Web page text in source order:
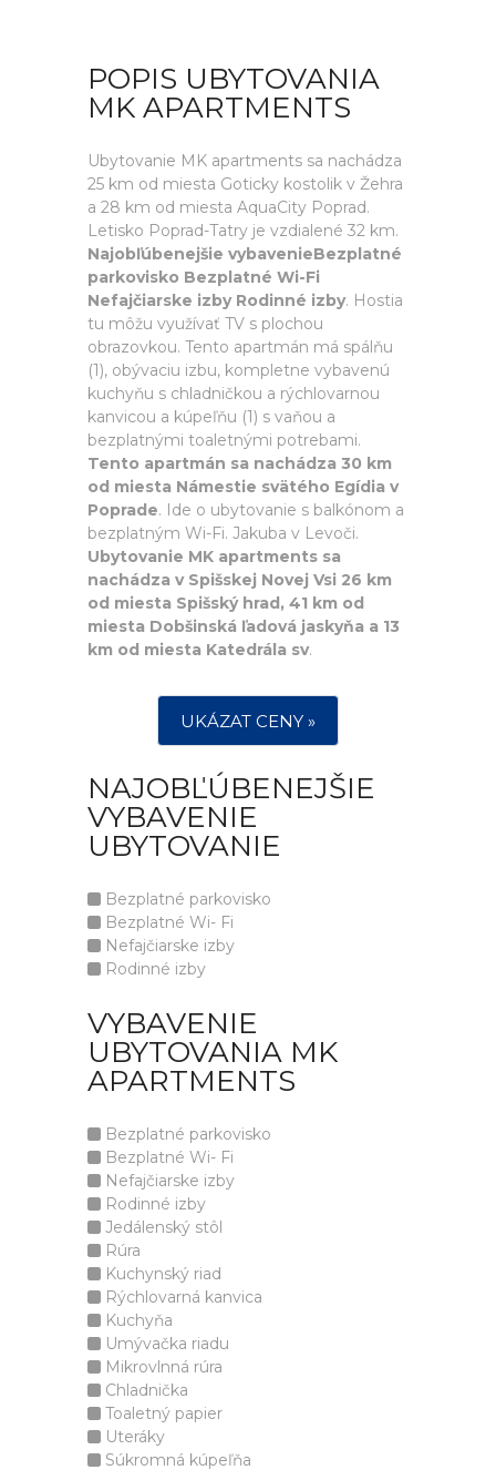
POPIS UBYTOVANIA
MK APARTMENTS
Ubytovanie MK apartments sa nachádza
25 km od miesta Goticky kostolik v Žehra
a 28 km od miesta AquaCity Poprad.
Letisko Poprad-Tatry je vzdialené 32 km.
Najobľúbenejšie vybavenieBezplatné
parkovisko Bezplatné Wi-Fi
Nefajčiarske izby Rodinné izby. Hostia
tu môžu využívať TV s plochou
obrazovkou. Tento apartmán má spálňu
(1), obývaciu izbu, kompletne vybavenú
kuchyňu s chladničkou a rýchlovarnou
kanvicou a kúpeľňu (1) s vaňou a
bezplatnými toaletnými potrebami.
Tento apartmán sa nachádza 30 km
od miesta Námestie svätého Egídia v
Poprade. Ide o ubytovanie s balkónom a
bezplatným Wi-Fi. Jakuba v Levoči.
Ubytovanie MK apartments sa
nachádza v Spišskej Novej Vsi 26 km
od miesta Spišský hrad, 41 km od
miesta Dobšinská ľadová jaskyňa a 13
km od miesta Katedrála sv.
UKÁZAT CENY »
NAJOBĽÚBENEJŠIE
VYBAVENIE
UBYTOVANIE
Bezplatné parkovisko
Bezplatné Wi- Fi
Nefajčiarske izby
Rodinné izby
VYBAVENIE
UBYTOVANIA MK
APARTMENTS
Bezplatné parkovisko
Bezplatné Wi- Fi
Nefajčiarske izby
Rodinné izby
Jedálenský stôl
Rúra
Kuchynský riad
Rýchlovarná kanvica
Kuchyňa
Umývačka riadu
Mikrovlnná rúra
Chladnička
Toaletný papier
Uteráky
Súkromná kúpeľňa